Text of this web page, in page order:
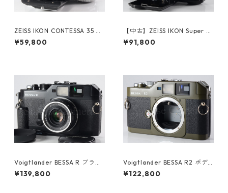
ZEISS IKON CONTESSA 35 整
備済 ツァイス・イコン (6103
8)
¥59,800
【中古】ZEISS IKON Super N
ettel I型 / Triotar 5cm F3.5
ツァイス・イコン (61032)
¥91,800
Voigtlander BESSA R ブラッ
ク /Color skopar 35mm F2.5
MC サイドグリップ付 フォク
¥139,800
Voigtlander BESSA R2 ボデ
ィ オリーブ 整備済 フォクトレ
ンダー (60458)
¥122,800